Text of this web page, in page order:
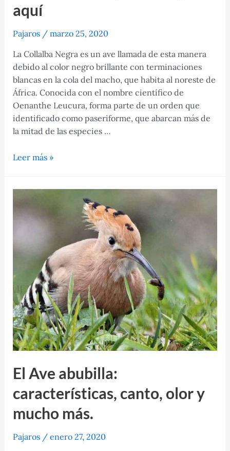
aquí
Pajaros/ marzo 25, 2020
La Collalba Negra es un ave llamada de esta manera
debido al color negro brillante con terminaciones
blancas en la cola del macho, que habita al noreste de
África. Conocida con el nombre científico de
Oenanthe Leucura, forma parte de un orden que
identificado como paseriforme, que abarcan más de
la mitad de las especies …
Collalba
más
Leer más »
El Ave abubilla:
características, canto, olor y
mucho más.
Pajaros/ enero 27, 2020